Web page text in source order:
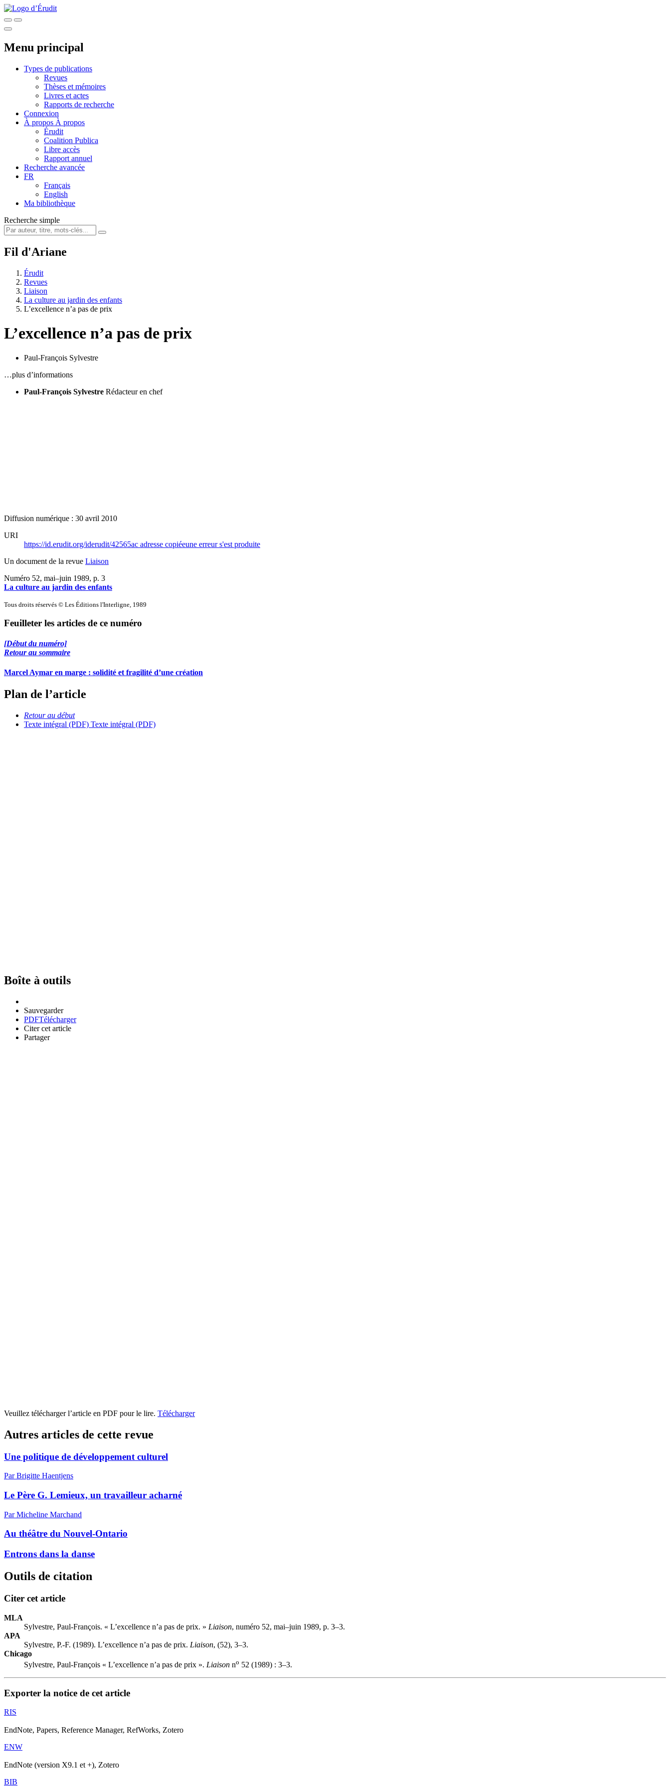
Menu principal
Types de publications
Revues
Thèses et mémoires
Livres et actes
Rapports de recherche
Connexion
À propos À propos
Érudit
Coalition Publica
Libre accès
Rapport annuel
Recherche avancée
FR
Français
English
Ma bibliothèque
Recherche simple
Fil d'Ariane
Érudit
Revues
Liaison
La culture au jardin des enfants
L’excellence n’a pas de prix
L’excellence n’a pas de prix
Paul-François Sylvestre
…plus d’informations
Paul-François Sylvestre Rédacteur en chef
Diffusion numérique : 30 avril 2010
URI
https://id.erudit.org/iderudit/42565ac adresse copiéeune erreur s'est produite
Un document de la revue Liaison
Numéro 52, mai–juin 1989, p. 3
La culture au jardin des enfants
Tous droits réservés © Les Éditions l'Interligne, 1989
Feuilleter les articles de ce numéro
[Début du numéro]
Retour au sommaire
Marcel Aymar en marge : solidité et fragilité d’une création
Plan de l’article
Retour au début
Texte intégral (PDF) Texte intégral (PDF)
Boîte à outils
Sauvegarder
PDFTélécharger
Citer cet article
Partager
Veuillez télécharger l’article en PDF pour le lire. Télécharger
Autres articles de cette revue
Une politique de développement culturel
Par Brigitte Haentjens
Le Père G. Lemieux, un travailleur acharné
Par Micheline Marchand
Au théâtre du Nouvel-Ontario
Entrons dans la danse
Outils de citation
Citer cet article
MLA
Sylvestre, Paul-François. « L’excellence n’a pas de prix. » Liaison, numéro 52, mai–juin 1989, p. 3–3.
APA
Sylvestre, P.-F. (1989). L’excellence n’a pas de prix. Liaison, (52), 3–3.
Chicago
Sylvestre, Paul-François « L’excellence n’a pas de prix ». Liaison no 52 (1989) : 3–3.
Exporter la notice de cet article
RIS
EndNote, Papers, Reference Manager, RefWorks, Zotero
ENW
EndNote (version X9.1 et +), Zotero
BIB